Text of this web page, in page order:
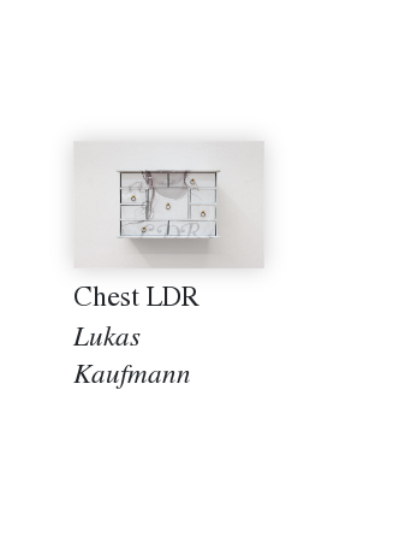
Chest LDR
Lukas
Kaufmann